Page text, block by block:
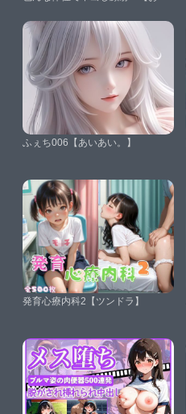
ふぇち006【あいあい。】
発育心療内科2【ツンドラ】